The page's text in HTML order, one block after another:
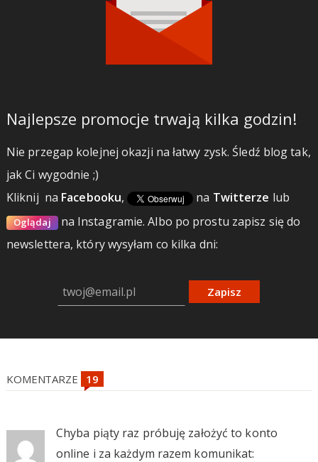
Najlepsze promocje trwają kilka godzin!
Nie przegap kolejnej okazji na łatwy zysk. Śledź blog tak,
jak Ci wygodnie ;)
Kliknij na Facebooku, na Twitterze lub
Oglądaj na Instagramie.Albo po prostu zapisz się do
newslettera, który wysyłam co kilka dni:
Zapisz
KOMENTARZE
Chyba piąty raz próbuję założyć to konto
online i za każdym razem komunikat: